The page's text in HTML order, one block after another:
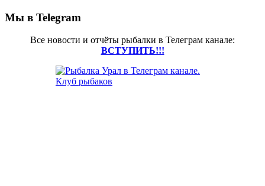
Мы в Telegram
Все новости и отчёты рыбалки в Телеграм канале:
ВСТУПИТЬ!!!